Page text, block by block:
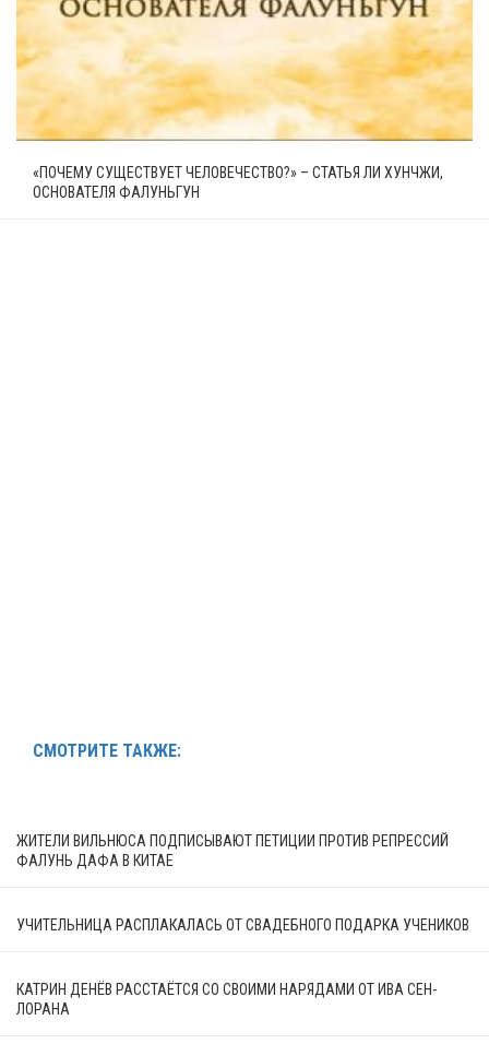
«ПОЧЕМУ СУЩЕСТВУЕТ ЧЕЛОВЕЧЕСТВО?» – СТАТЬЯ ЛИ ХУНЧЖИ,
ОСНОВАТЕЛЯ ФАЛУНЬГУН
СМОТРИТЕ ТАКЖЕ:
ЖИТЕЛИ ВИЛЬНЮСА ПОДПИСЫВАЮТ ПЕТИЦИИ ПРОТИВ РЕПРЕССИЙ
ФАЛУНЬ ДАФА В КИТАЕ
УЧИТЕЛЬНИЦА РАСПЛАКАЛАСЬ ОТ СВАДЕБНОГО ПОДАРКА УЧЕНИКОВ
КАТРИН ДЕНЁВ РАССТАЁТСЯ СО СВОИМИ НАРЯДАМИ ОТ ИВА СЕН-
ЛОРАНА